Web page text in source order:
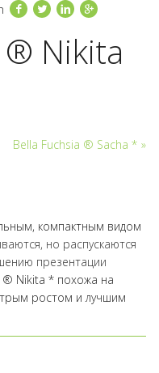
Facebook
TwitterLinkedInGoogle+
® Nikita
Bella Fuchsia ® Sacha * »
компактным видом
но распускаются
презентации
® Nikita * похожа на
ростом и лучшим